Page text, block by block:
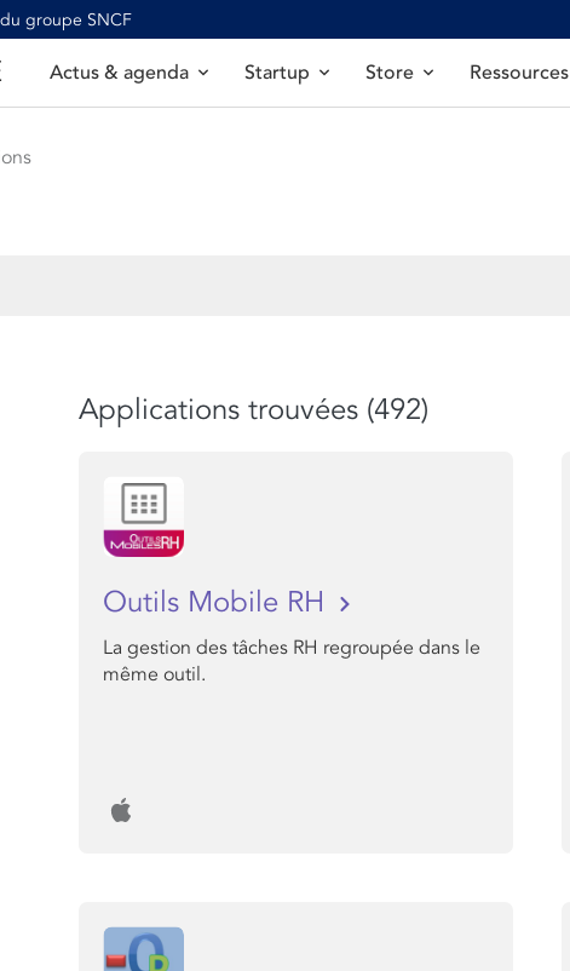
groupe SNCF
Actus & agenda Startup Store Ressources
Applications trouvées (492)
Outils Mobile RH
La gestion des tâches RH regroupée dans le
même outil.